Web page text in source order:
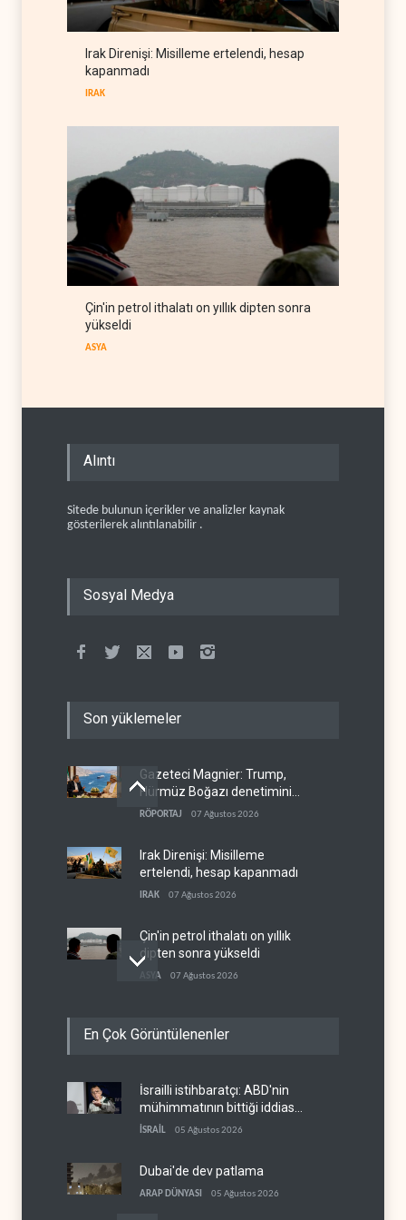
ABD, Suudi Arabistan'dan
ilk kez durdurdu
Irak Direnişi: Misilleme ertelendi, hesap
kapanmadı
IRAK
Çin'in petrol ithalatı on yıllık dipten sonra
yükseldi
ASYA
Alıntı
Sitede bulunun içerikler ve analizler kaynak
gösterilerek alıntılanabilir .
Sosyal Medya
Son yüklemeler
Gazeteci Magnier: Trump,
Hürmüz Boğazı denetimini
doğrudan İran ve Umman'a
RÖPORTAJ 07 Ağustos 2026
Irak Direnişi: Misilleme
ertelendi, hesap kapanmadı
IRAK 07 Ağustos 2026
Çin'in petrol ithalatı on yıllık
dipten sonra yükseldi
ASYA 07 Ağustos 2026
sonra petrol üretimini rekor
The Telegraph: Hürmüz
anlaşması, İran’ın savaşı
kazandığını gösteriyor
BATI YARIM KÜRE
En Çok Görüntülenenler
İsrailli istihbaratçı: ABD'nin
mühimmatının bittiği iddiası
bir iç kavga
İSRAİL 05 Ağustos 2026
Dubai'de dev patlama
ARAP DÜNYASI 05 Ağustos 2026